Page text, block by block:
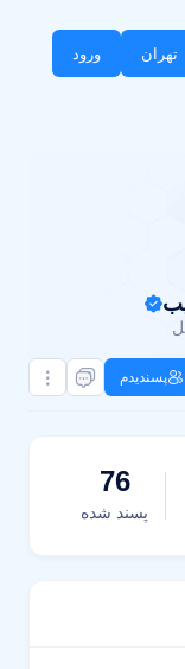
تهران ورود
پسندیدم
76
پسند شده